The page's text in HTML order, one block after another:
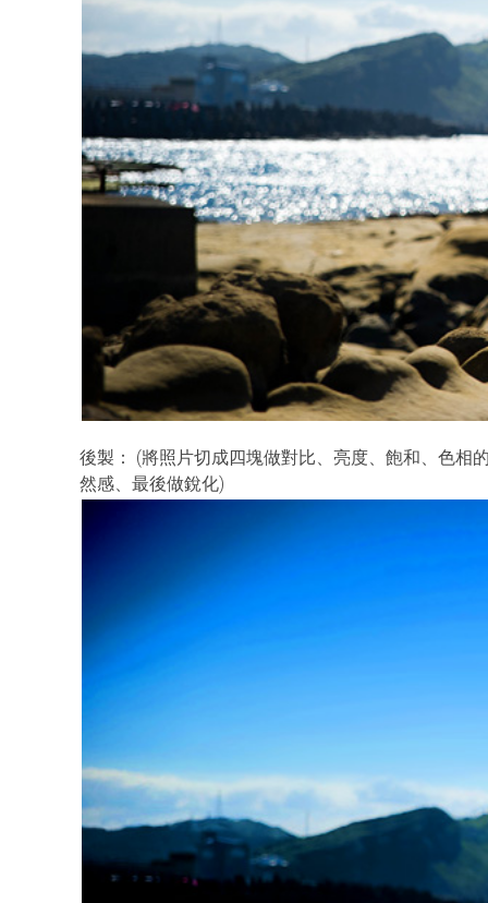
後製： (將照片切成四塊做對比、亮度、飽和、色相
然感、最後做銳化)